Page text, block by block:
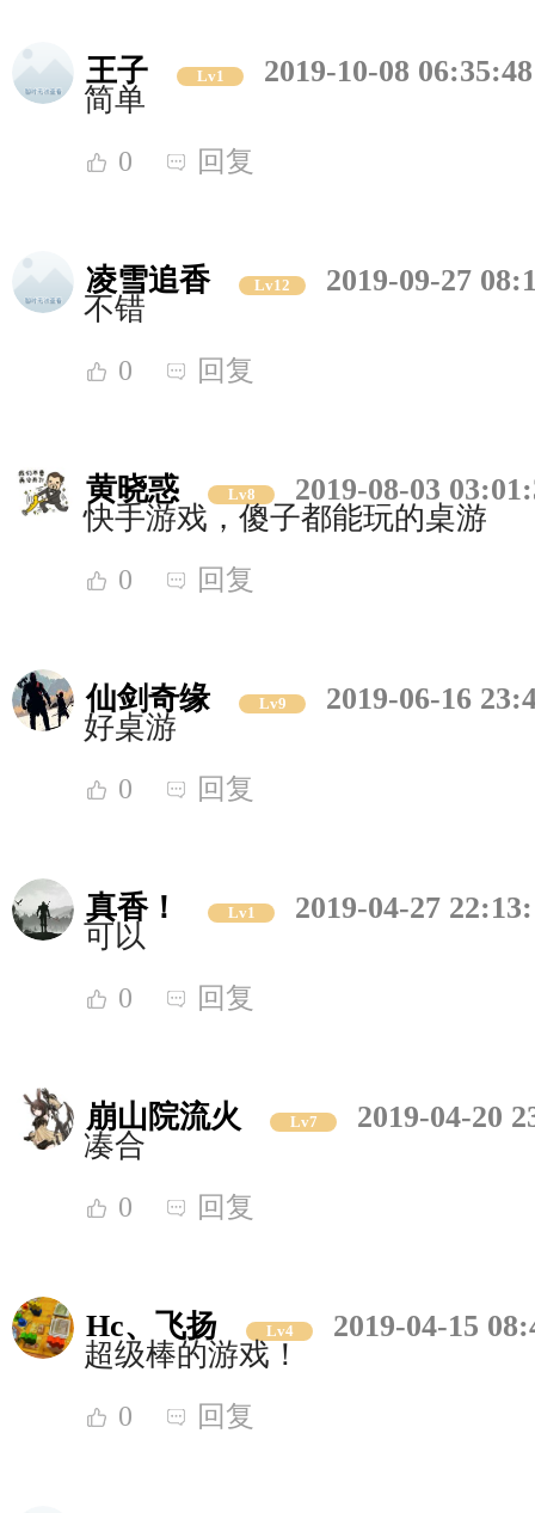
王子 Lv1
2019-10-08 06:35:48
简单
0 回复
凌雪追香 Lv12
2019-09-27
不错
0 回复
黄晓惑 Lv8
2019-08-03
快手游戏，傻子都能玩的桌游
0 回复
仙剑奇缘 Lv9
2019-06-16
好桌游
0 回复
真香！ Lv1
2019-04-27
可以
0 回复
崩山院流火 Lv7
2019-04-20
凑合
0 回复
Hc、飞扬 Lv4
2019-04-15
超级棒的游戏！
0 回复